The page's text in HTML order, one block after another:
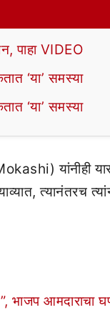
पाहा VIDEO
‘या’ समस्या
‘या’ समस्या
यांनीही
त्यानंतरच
आमदाराचा